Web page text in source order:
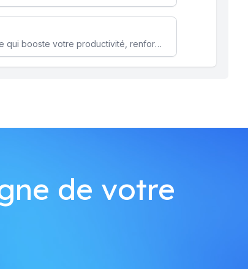
Microsoft 365 une solution complète qui booste votre productivité, renforce la sécurité de vos données et facilite la collaboration.
de votre